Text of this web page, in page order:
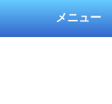
メニュー